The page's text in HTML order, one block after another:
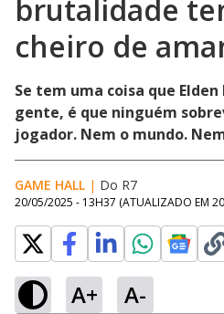
brutalidade
cheiro de
Se tem uma coisa que
gente, é que ninguém
jogador. Nem o mundo.
GAME HALL | Do R7
20/05/2025 - 13H37 (ATUALIZADO EM
A+ A-